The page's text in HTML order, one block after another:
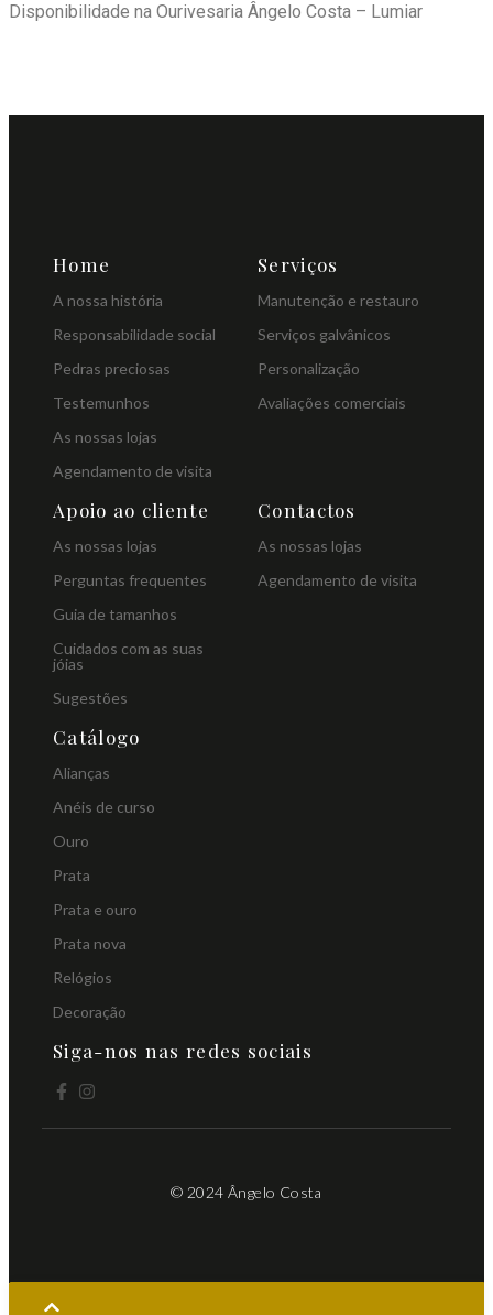
Disponibilidade na Ourivesaria Ângelo Costa – Lumiar
Home
A nossa história
Responsabilidade social
Pedras preciosas
Testemunhos
As nossas lojas
Agendamento de visita
Serviços
Manutenção e restauro
Serviços galvânicos
Personalização
Avaliações comerciais
Apoio ao cliente
As nossas lojas
Perguntas frequentes
Guia de tamanhos
Cuidados com as suas
jóias
Sugestões
Contactos
As nossas lojas
Agendamento de visita
Catálogo
Alianças
Anéis de curso
Ouro
Prata
Prata e ouro
Prata nova
Relógios
Decoração
Siga-nos nas redes sociais
© 2024 Ângelo Costa